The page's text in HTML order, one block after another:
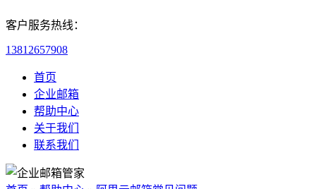
客户服务热线：
13812657908
首页
企业邮箱
帮助中心
关于我们
联系我们